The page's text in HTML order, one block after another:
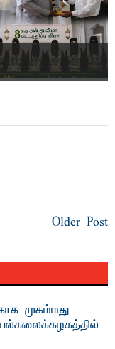
Older Post
முகம்மது
பல்கலைக்கழகத்தில்